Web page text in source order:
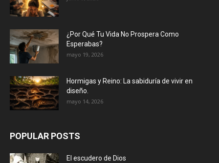
¿Por Qué Tu Vida No Prospera Como
Esperabas?
mayo 19, 2026
Hormigas y Reino: La sabiduría de vivir en
diseño.
mayo 14, 2026
POPULAR POSTS
El escudero de Dios